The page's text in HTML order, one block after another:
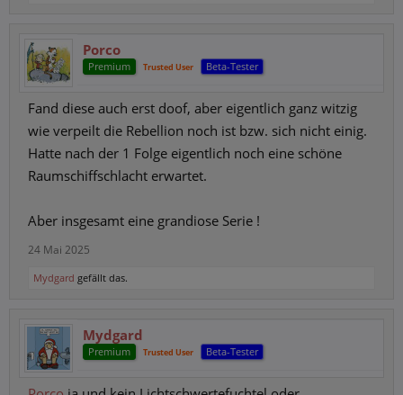
Porco
Premium Trusted User Beta-Tester
Fand diese auch erst doof, aber eigentlich ganz witzig
wie verpeilt die Rebellion noch ist bzw. sich nicht einig.
Hatte nach der 1 Folge eigentlich noch eine schöne
Raumschiffschlacht erwartet.
Aber insgesamt eine grandiose Serie !
24 Mai 2025
Mydgard gefällt das.
Mydgard
Premium Trusted User Beta-Tester